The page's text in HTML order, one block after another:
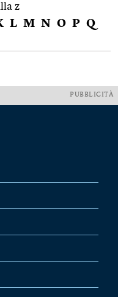
z
L M N O P Q
PUBBLICITÀ